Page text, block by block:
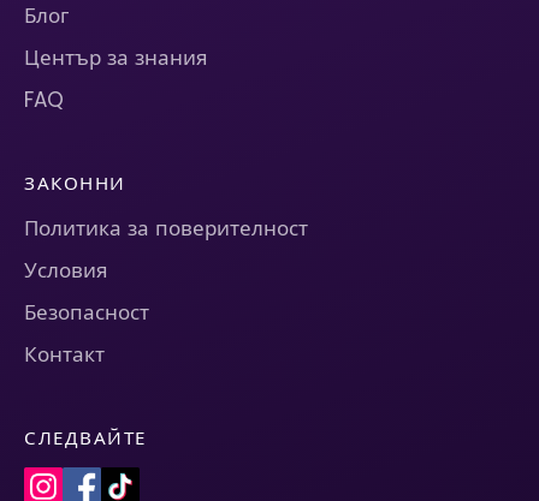
Блог
Център за знания
FAQ
ЗАКОННИ
Политика за поверителност
Условия
Безопасност
Контакт
СЛЕДВАЙТЕ